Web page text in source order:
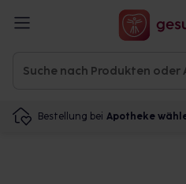
Bestellung bei Apotheke